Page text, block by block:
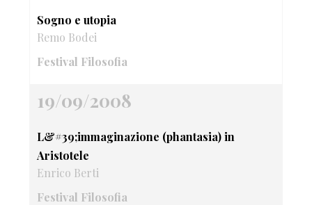
Sogno e utopia
Remo Bodei
Festival Filosofia
19/09/2008
L&#39;immaginazione (phantasia) in
Aristotele
Enrico Berti
Festival Filosofia